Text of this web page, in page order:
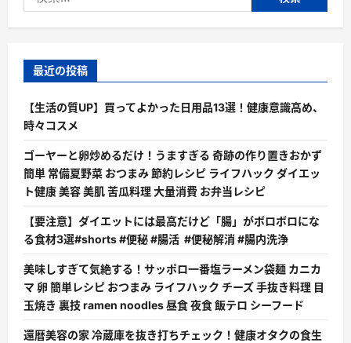
索:
最近の投稿
【生活の質UP】買ってよかった日用品13選！健康意識高め、
時々コスメ
ゴーヤーと卵炒めるだけ！うますぎる 奇跡の作り置きおかず
簡単 常備夏野菜 おつまみ 節約レシピ ライフハック ダイエッ
ト健康 美容 美肌 苦瓜料理 大量消費 お弁当レシピ
【要注意】ダイエットには最高だけど「腸」がボロボロにな
る食材3選#shorts #便秘 #腸活 #便秘解消 #腸内洗浄
美味しすぎて気絶する！サッポロ一番塩ラーメン袋麺 カニカ
マ 卵 簡単レシピ おつまみ ライフハック チーズ 手抜き料理 目
玉焼き 裏技 ramen noodles 昼食 夜食 飯テロ シーフード
還暦美容の家 冷蔵庫を抜き打ちチェック！健康オタクの食生